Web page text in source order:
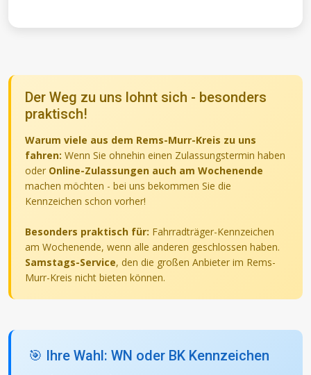
Der Weg zu uns lohnt sich - besonders
praktisch!
Warum viele aus dem Rems-Murr-Kreis zu uns
fahren: Wenn Sie ohnehin einen Zulassungstermin haben
oder Online-Zulassungen auch am Wochenende
machen möchten - bei uns bekommen Sie die
Kennzeichen schon vorher!
Besonders praktisch für: Fahrradträger-Kennzeichen
am Wochenende, wenn alle anderen geschlossen haben.
Samstags-Service, den die großen Anbieter im Rems-
Murr-Kreis nicht bieten können.
🎯 Ihre Wahl: WN oder BK Kennzeichen